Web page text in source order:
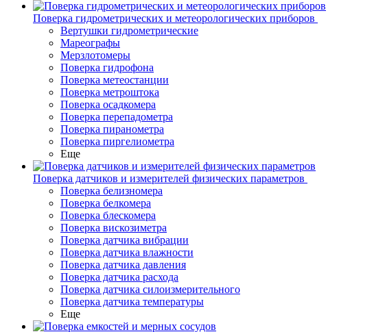
Поверка гидрометрических и метеорологических приборов
Вертушки гидрометрические
Мареографы
Мерзлотомеры
Поверка гидрофона
Поверка метеостанции
Поверка метроштока
Поверка осадкомера
Поверка перепадометра
Поверка пиранометра
Поверка пиргелиометра
Еще
Поверка датчиков и измерителей физических параметров
Поверка белизномера
Поверка белкомера
Поверка блескомера
Поверка вискозиметра
Поверка датчика вибрации
Поверка датчика влажности
Поверка датчика давления
Поверка датчика расхода
Поверка датчика силоизмерительного
Поверка датчика температуры
Еще